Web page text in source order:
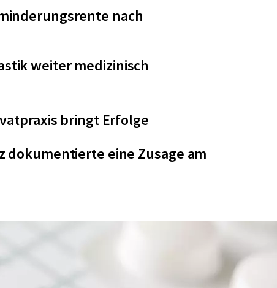
nach
weiter medizinisch
bringt Erfolge
dokumentierte eine Zusage am